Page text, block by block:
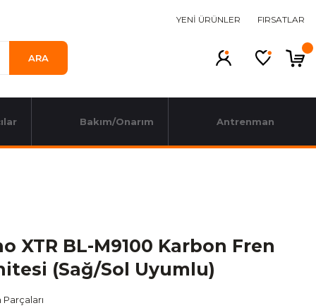
YENİ ÜRÜNLER FIRSATLAR
ARA
Bakım/Onarım Antrenman
XTR BL-M9100 Karbon Fren
(Sağ/Sol Uyumlu)
Parçaları